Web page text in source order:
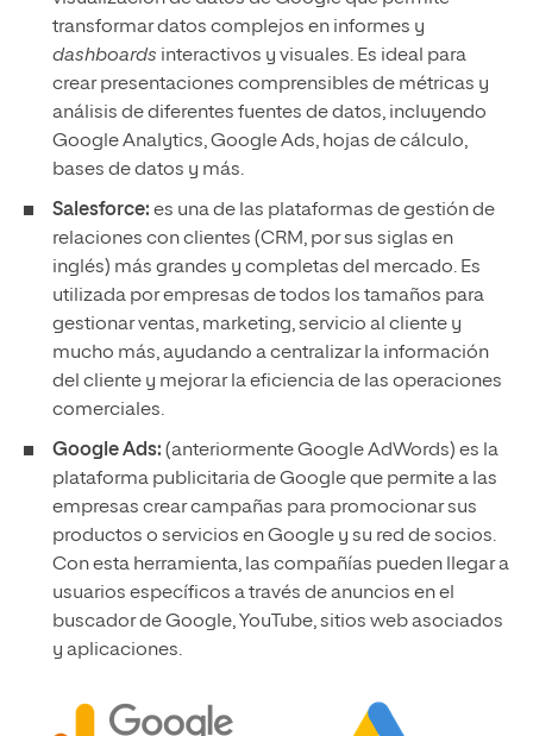
transformar datos complejos en informes y
dashboards interactivos y visuales. Es ideal para
crear presentaciones comprensibles de métricas y
análisis de diferentes fuentes de datos, incluyendo
Google Analytics, Google Ads, hojas de cálculo,
bases de datos y más.
Salesforce: es una de las plataformas de gestión de
relaciones con clientes (CRM, por sus siglas en
inglés) más grandes y completas del mercado. Es
utilizada por empresas de todos los tamaños para
gestionar ventas, marketing, servicio al cliente y
mucho más, ayudando a centralizar la información
del cliente y mejorar la eficiencia de las operaciones
comerciales.
Google Ads: (anteriormente Google AdWords) es la
plataforma publicitaria de Google que permite a las
empresas crear campañas para promocionar sus
productos o servicios en Google y su red de socios.
Con esta herramienta, las compañías pueden llegar a
usuarios específicos a través de anuncios en el
buscador de Google, YouTube, sitios web asociados
y aplicaciones.